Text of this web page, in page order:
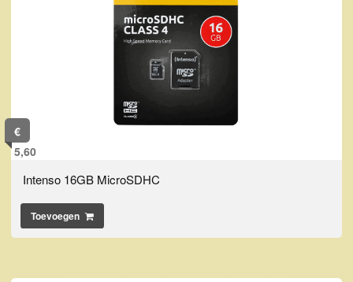
€
5,60
Intenso 16GB MicroSDHC
Toevoegen